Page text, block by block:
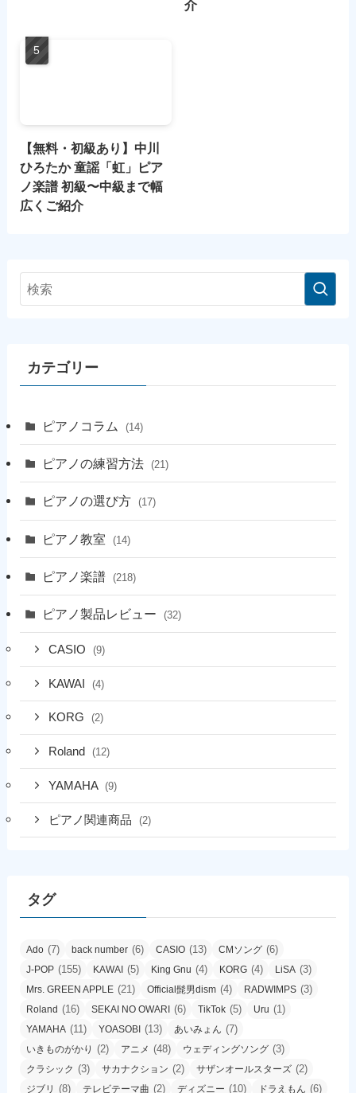
介
【無料・初級あり】中川
ひろたか 童謡「虹」ピア
ノ楽譜 初級〜中級まで幅
広くご紹介
カテゴリー
ピアノコラム (14)
ピアノの練習方法 (21)
ピアノの選び方 (17)
ピアノ教室 (14)
ピアノ楽譜 (218)
ピアノ製品レビュー (32)
CASIO (9)
KAWAI (4)
KORG (2)
Roland (12)
YAMAHA (9)
ピアノ関連商品 (2)
タグ
Ado (7) back number (6) CASIO (13) CMソング (6)
J-POP (155) KAWAI (5) King Gnu (4) KORG (4) LiSA (3)
Mrs. GREEN APPLE (21) Official髭男dism (4) RADWIMPS (3)
Roland (16) SEKAI NO OWARI (6) TikTok (5) Uru (1)
YAMAHA (11) YOASOBI (13) あいみょん (7)
いきものがかり (2) アニメ (48) ウェディングソング (3)
クラシック (3) サカナクション (2) サザンオールスターズ (2)
ジブリ (8) テレビテーマ曲 (2) ディズニー (10) ドラえもん (6)